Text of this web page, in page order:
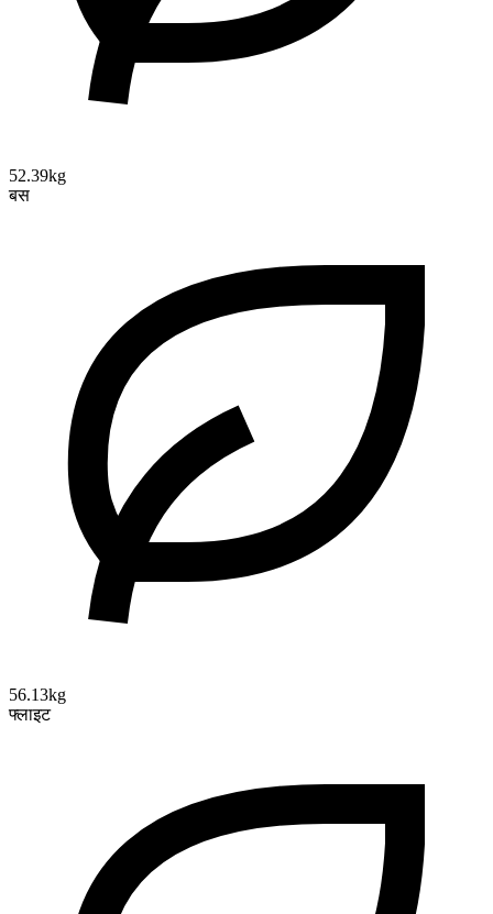
52.39kg
बस
56.13kg
फ्लाइट